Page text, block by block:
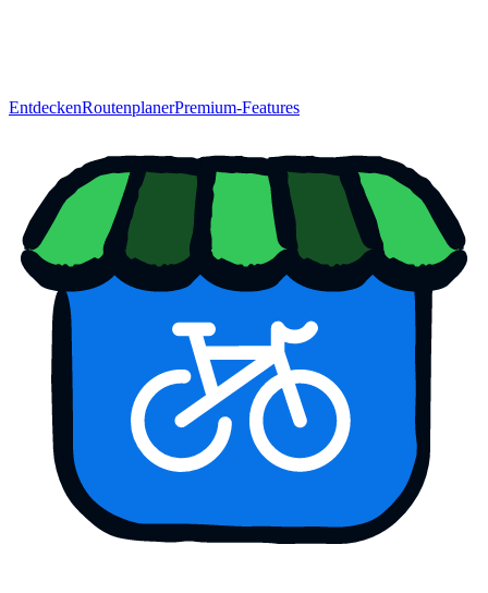
EntdeckenRoutenplanerPremium-Features